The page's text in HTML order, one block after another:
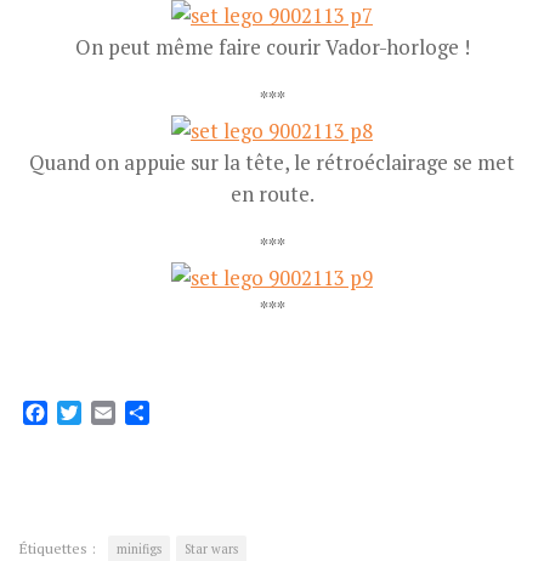
On peut même faire courir Vador-horloge !
***
Quand on appuie sur la tête, le rétroéclairage se met
en route.
***
***
Facebook
Twitter
Email
Étiquettes : minifigs Star wars